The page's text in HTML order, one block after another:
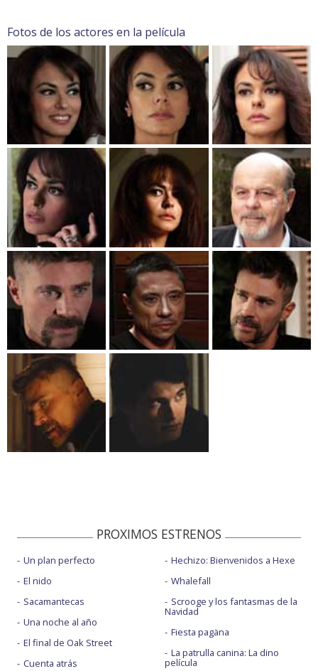
Fotos de los actores en la película
PROXIMOS ESTRENOS
Un plan perfecto
El nido
Sacamantecas
Una noche al año
El final de Oak Street
Cuenta atrás
Hechizo: Bienvenidos a Hexe
Whalefall
Scrooge y los fantasmas de la
Navidad
Fiesta pagäna
La patrulla canina: La dino
película